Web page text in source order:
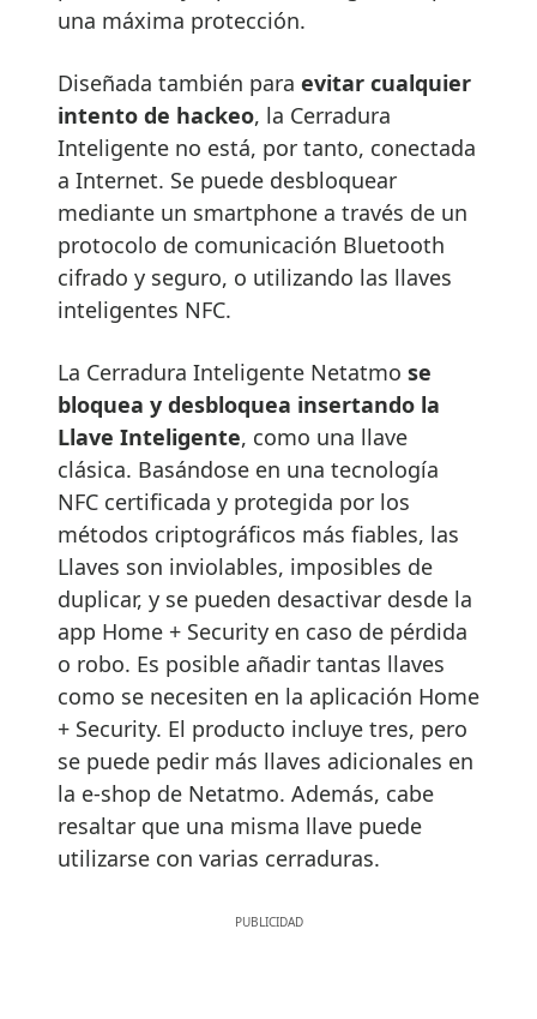
una máxima protección.
Diseñada también para evitar cualquier
intento de hackeo, la Cerradura
Inteligente no está, por tanto, conectada
a Internet. Se puede desbloquear
mediante un smartphone a través de un
protocolo de comunicación Bluetooth
cifrado y seguro, o utilizando las llaves
inteligentes NFC.
La Cerradura Inteligente Netatmo se
bloquea y desbloquea insertando la
Llave Inteligente, como una llave
clásica. Basándose en una tecnología
NFC certificada y protegida por los
métodos criptográficos más fiables, las
Llaves son inviolables, imposibles de
duplicar, y se pueden desactivar desde la
app Home + Security en caso de pérdida
o robo. Es posible añadir tantas llaves
como se necesiten en la aplicación Home
+ Security. El producto incluye tres, pero
se puede pedir más llaves adicionales en
la e-shop de Netatmo. Además, cabe
resaltar que una misma llave puede
utilizarse con varias cerraduras.